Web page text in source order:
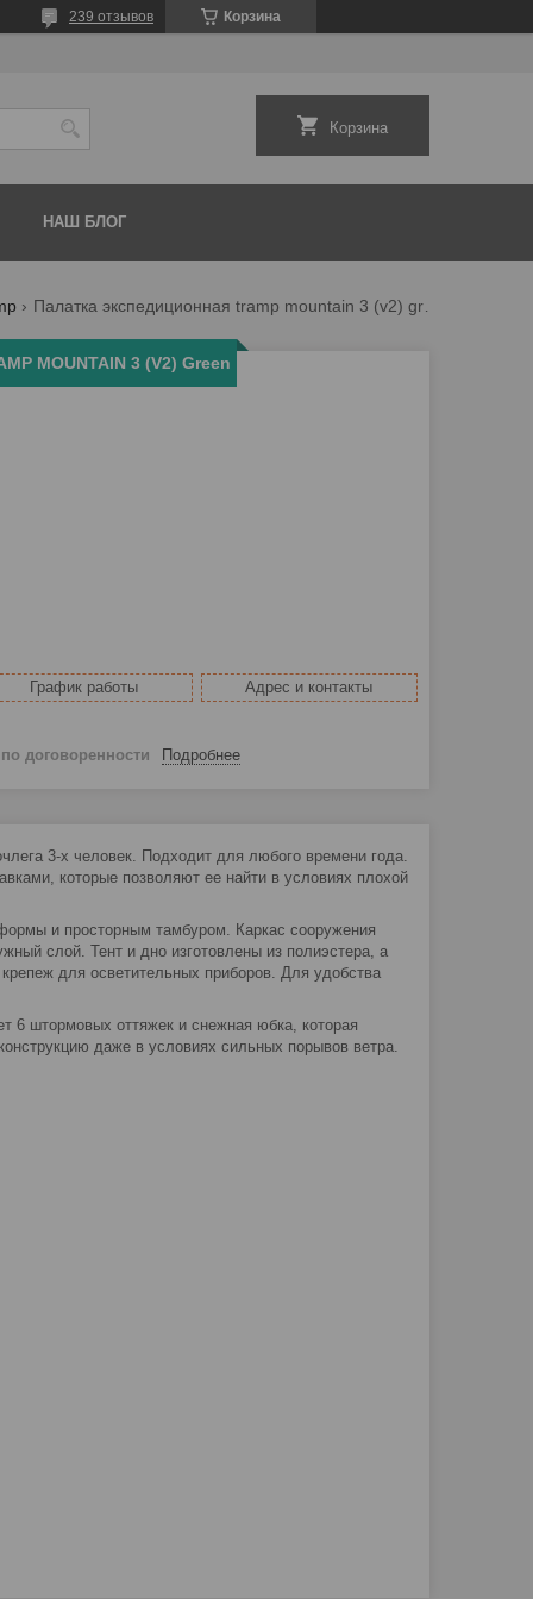
Корзина
239 отзывов
Корзина
НАШ БЛОГ
Палатка экспедиционная tramp mountain 3 (v2) green
MOUNTAIN 3 (V2) Green
График работы Адрес и контакты
по договоренности Подробнее
3-х человек. Подходит для любого времени года.
которые позволяют ее найти в условиях плохой
и просторным тамбуром. Каркас сооружения
слой. Тент и дно изготовлены из полиэстера, а
для осветительных приборов. Для удобства
6 штормовых оттяжек и снежная юбка, которая
даже в условиях сильных порывов ветра.